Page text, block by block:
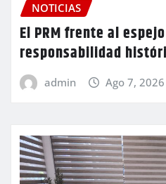
NOTICIAS
El PRM frente al
responsabilidad
admin Ago 7, 2026